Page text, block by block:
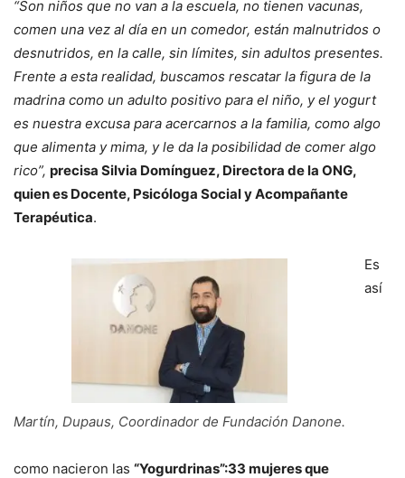
“Son niños que no van a la escuela, no tienen vacunas,
comen una vez al día en un comedor, están malnutridos o
desnutridos, en la calle, sin límites, sin adultos presentes.
Frente a esta realidad, buscamos rescatar la figura de la
madrina como un adulto positivo para el niño, y el yogurt
es nuestra excusa para acercarnos a la familia, como algo
que alimenta y mima, y le da la posibilidad de comer algo
rico”, precisa Silvia Domínguez, Directora de la ONG,
quien es Docente, Psicóloga Social y Acompañante
Terapéutica.
Martín, Dupaus, Coordinador de Fundación Danone.
Es
así
como nacieron las “Yogurdrinas”:33 mujeres que